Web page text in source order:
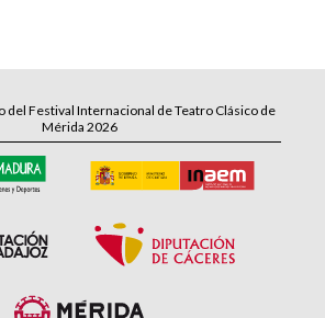
del Festival Internacional de Teatro Clásico de
Mérida 2026